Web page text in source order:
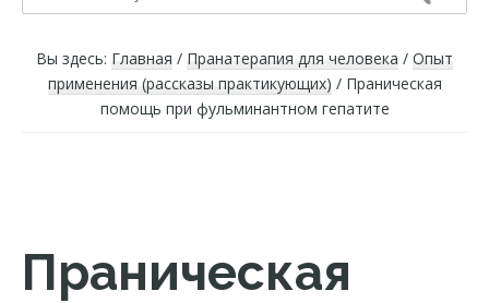
по
Вы здесь: Главная / Пранатерапия для человека / Опыт
применения (рассказы практикующих) /Праническая
помощь при фульминантном гепатите
Праническая